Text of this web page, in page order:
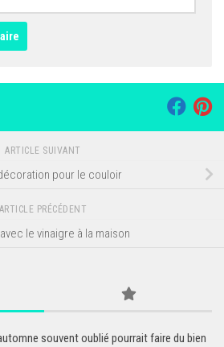
ARTICLE SUIVANT
pour le couloir
ARTICLE PRÉCÉDENT
le vinaigre à la maison
souvent oublié pourrait faire du bien